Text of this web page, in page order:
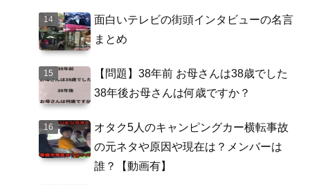
面白いテレビの街頭インタビューの名言
まとめ
【問題】38年前 お母さんは38歳でした
38年後お母さんは何歳ですか？
オタク5人のキャンピングカー横転事故
の元ネタや原因や現在は？メンバーは
誰？【動画有】